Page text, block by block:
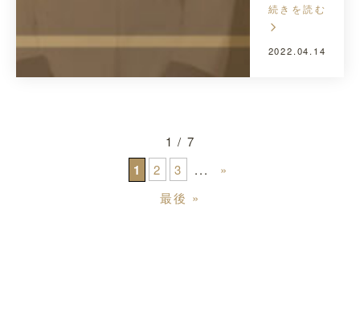
続きを読む
2022.04.14
1 / 7
1 2 3 ...
»
最後 »